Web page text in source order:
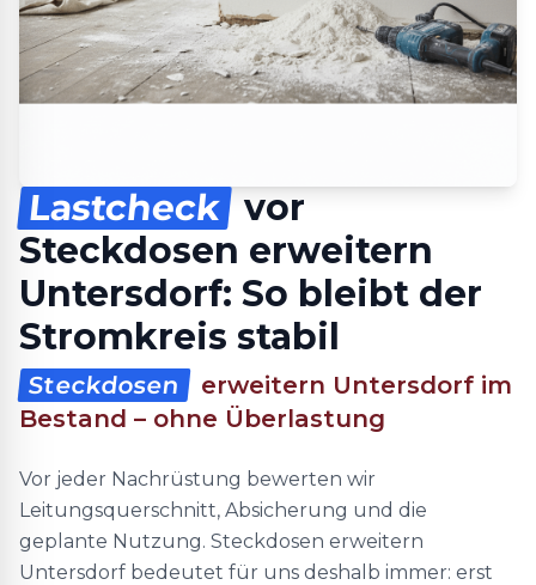
Lastcheck vor
Steckdosen erweitern
Untersdorf: So bleibt der
Stromkreis stabil
Steckdosen
erweitern Untersdorf im
Bestand – ohne Überlastung
Vor jeder Nachrüstung bewerten wir
Leitungsquerschnitt, Absicherung und die
geplante Nutzung. Steckdosen erweitern
Untersdorf bedeutet für uns deshalb immer: erst